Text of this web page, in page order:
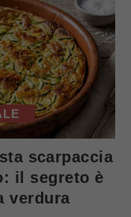
scarpaccia
il segreto è
verdura